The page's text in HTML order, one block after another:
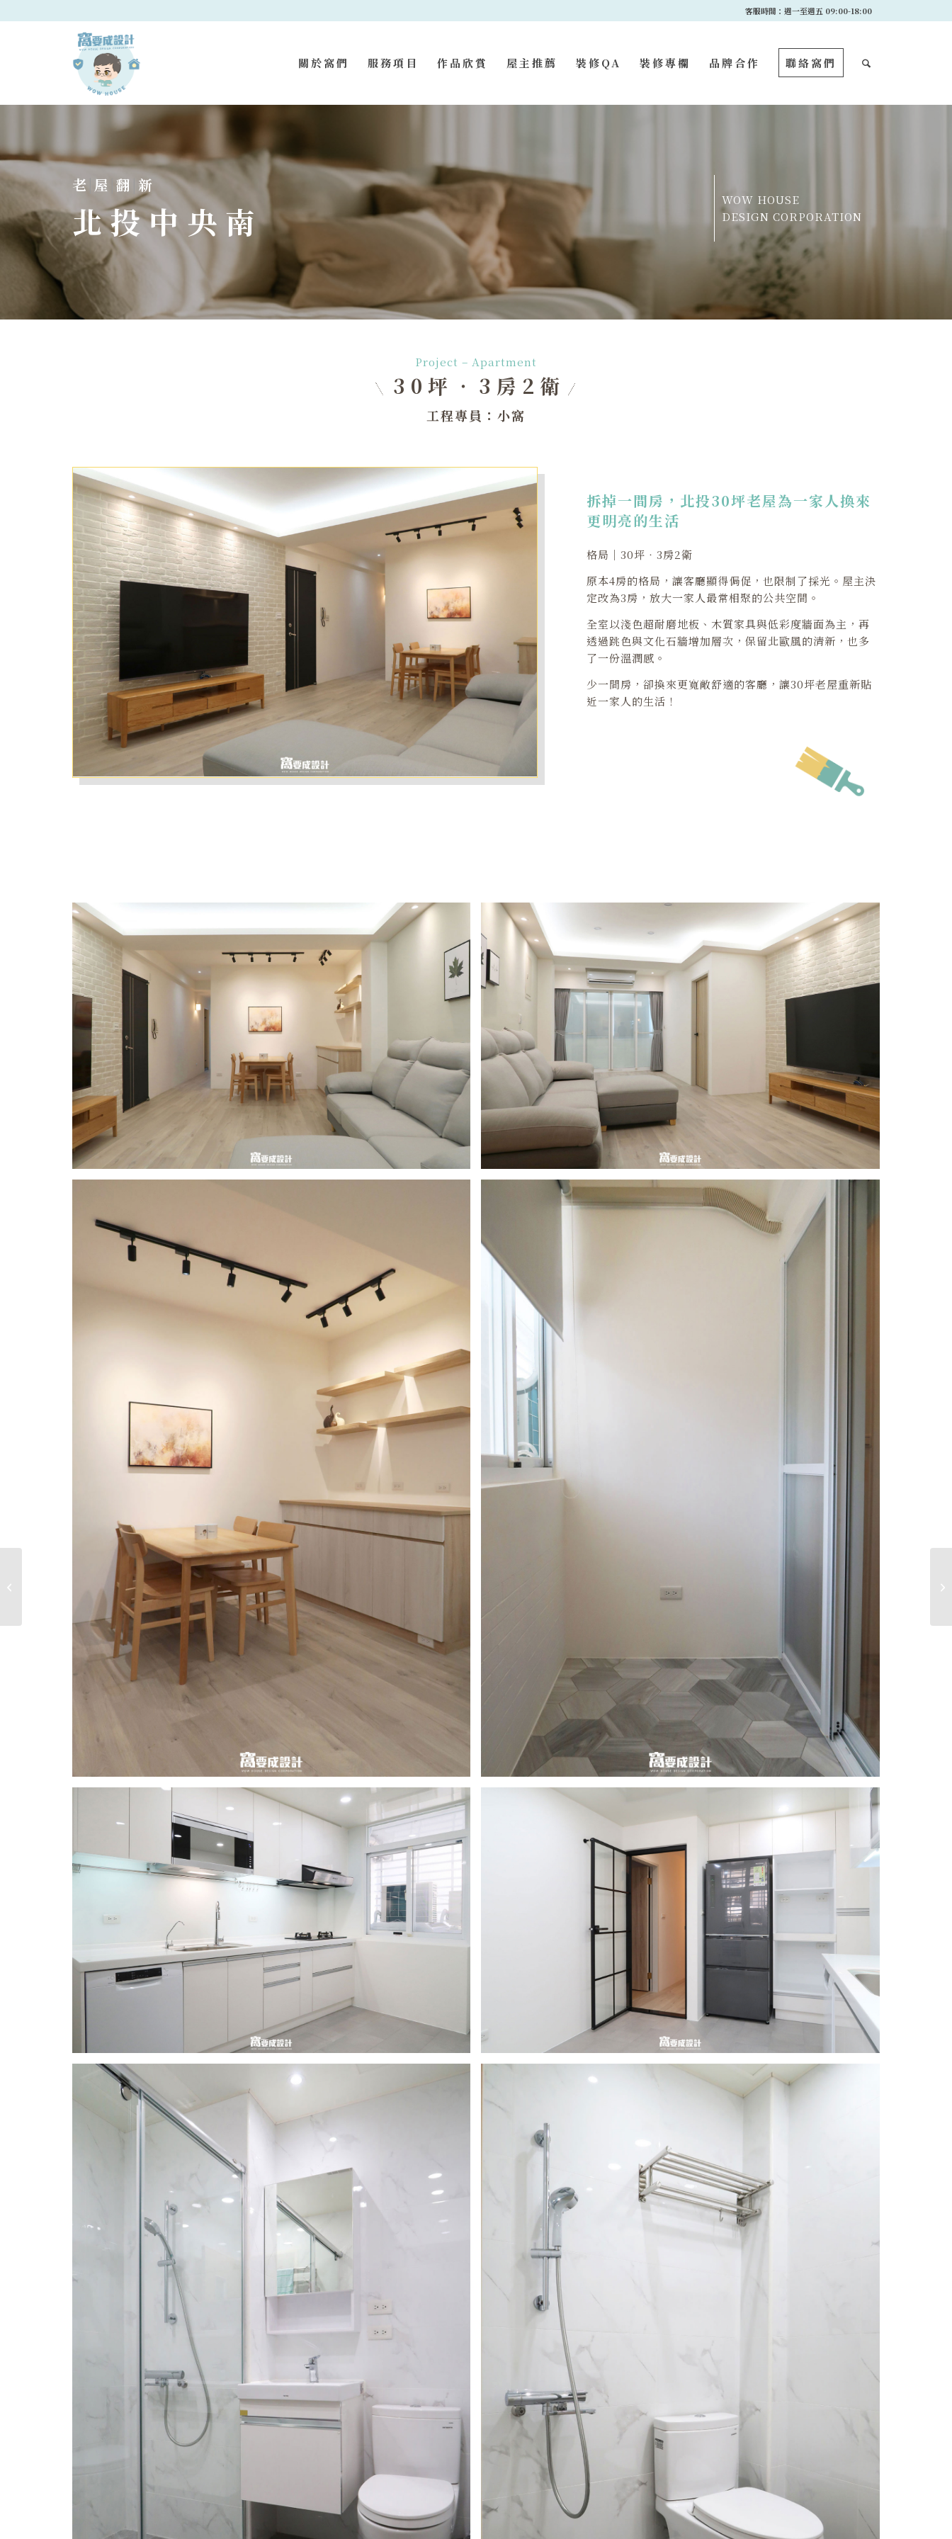
客服時間：週一至週五 09:00-18:00
關於窩們 服務項目 作品欣賞 屋主推薦 裝修QA 裝修專欄 品牌合作 聯絡窩們
老 屋 翻 新
北投中央南
WOW HOUSE
DESIGN CORPORATION
Project – Apartment
30坪‧3房2衛
工程專員：小窩
拆掉一間房，北投30坪老屋為一家人換來
更明亮的生活
格局｜30坪‧3房2衛
原本4房的格局，讓客廳顯得侷促，也限制了採光。屋主決
定改為3房，放大一家人最常相聚的公共空間。
全室以淺色超耐磨地板、木質家具與低彩度牆面為主，再
透過跳色與文化石牆增加層次，保留北歐風的清新，也多
了一份溫潤感。
少一間房，卻換來更寬敞舒適的客廳，讓30坪老屋重新貼
近一家人的生活！
老屋翻新｜板橋區民享